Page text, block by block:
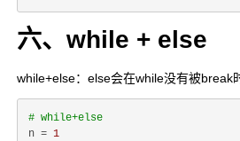
六、while + else
while+else：else会在while没有被break
# while+else
n = 1